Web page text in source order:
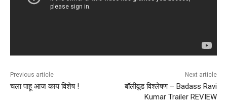
Previous article
चला पाहू आज काय विशेष !
Next article
बॉलीवूड विश्लेषण – Badass Ravi
Kumar Trailer REVIEW